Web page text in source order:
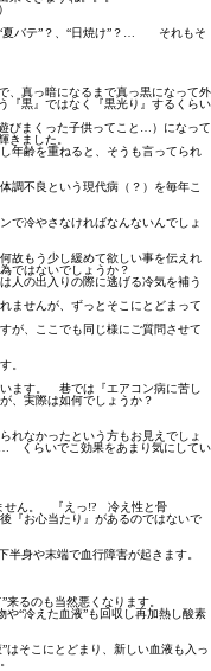
“夏バテ”？、“日焼け”？… それもそ
、真っ暗になるまで真っ黒になって外
『黒』ではなく『黒光り』するくらい
びまくった子供ってこと…）になって
きました。
年齢を重ねると、そうも言ってられ
調不良という現代病（？）を毎年こ
で冷やさなければなんないんでしょ
もう少し緩めて欲しい事を伝えれ
ではないでしょうか？
人の出入りの際に逃げる冷気を補う
ませんが、ずっとそこにとどまって
が、ここでも同じ様にご質問させて
。
ます。 巷では『エアコン病に苦し
、実際は如何でしょうか？
れなかったという方もお見えでしょ
… くらいでこ効果をあまり気にしてい
ません。 『えっ!? 冷え性と骨
『お心当たり』があるのではないで
半身や末端で血行障害が起きます。
るのも当然悪くなります。
や“冷えた血液”も回収し再加熱し酸素
はそこにとどまり、新しい血液も入っ